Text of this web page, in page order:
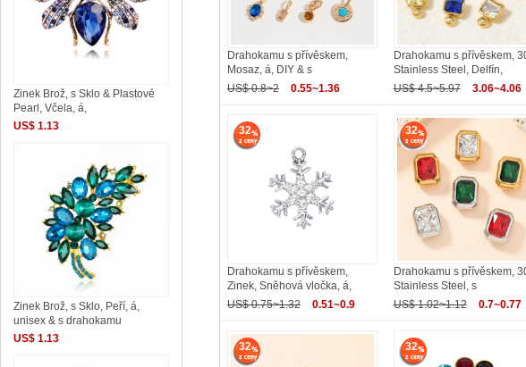
Drahokamu s přívěskem,
Mosaz, á, DIY & s
US$ 0.8~2
0.55~1.36
Drahokamu s přívěskem,
Stainless Steel, Delfín,
US$ 4.5~5.97
3.06~4.06
32
Drahokamu s přívěskem,
Zinek, Sněhová vločka, á,
US$ 0.75~1.32
0.51~0.9
32
Drahokamu s přívěskem,
Stainless Steel, s
US$ 1.02~1.12
0.7~0.77
32 32
Zinek Brož, s Sklo & Plastové
Pearl, Včela, á,
US$ 1.13
Zinek Brož, s Sklo, Peří, á,
unisex & s drahokamu
US$ 1.13